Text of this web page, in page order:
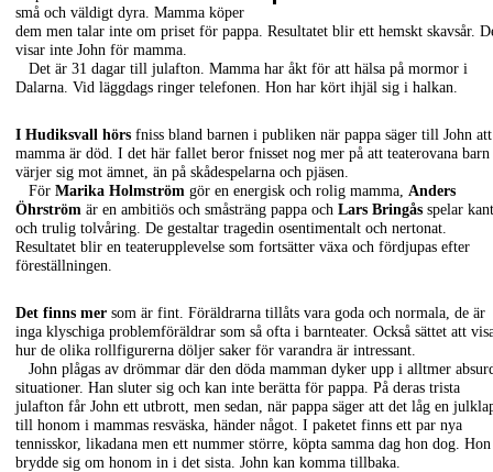
små och väldigt dyra. Mamma köper
dem men talar inte om priset för pappa. Resultatet blir ett hemskt skavsår.
visar inte John för mamma.
Det är 31 dagar till julafton. Mamma har åkt för att hälsa på mormor i
Dalarna. Vid läggdags ringer telefonen. Hon har kört ihjäl sig i halkan.
I Hudiksvall hörs fniss bland barnen i publiken när pappa säger till John att
mamma är död. I det här fallet beror fnisset nog mer på att teaterovana barn
värjer sig mot ämnet, än på skådespelarna och pjäsen.
För Marika Holmström gör en energisk och rolig mamma, Anders
Öhrström är en ambitiös och småsträng pappa och Lars Bringås spelar
och trulig tolvåring. De gestaltar tragedin osentimentalt och nertonat.
Resultatet blir en teaterupplevelse som fortsätter växa och fördjupas efter
föreställningen.
Det finns mer som är fint. Föräldrarna tillåts vara goda och normala, de är
inga klyschiga problemföräldrar som så ofta i barnteater. Också sättet att
hur de olika rollfigurerna döljer saker för varandra är intressant.
John plågas av drömmar där den döda mamman dyker upp i alltmer
situationer. Han sluter sig och kan inte berätta för pappa. På deras trista
julafton får John ett utbrott, men sedan, när pappa säger att det låg en
till honom i mammas resväska, händer något. I paketet finns ett par nya
tennisskor, likadana men ett nummer större, köpta samma dag hon dog. Hon
brydde sig om honom in i det sista. John kan komma tillbaka.